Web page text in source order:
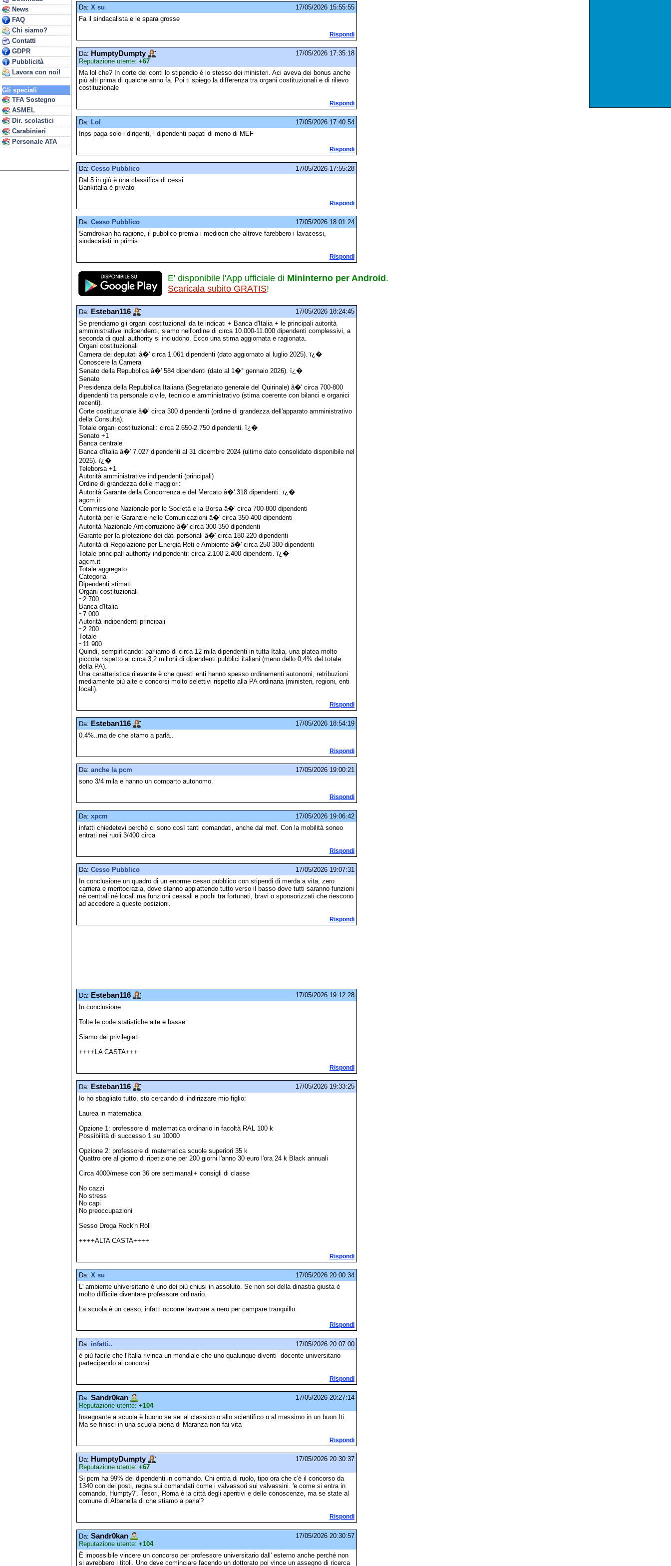
News
FAQ
Chi siamo?
Contatti
GDPR
Pubblicità
Lavora con noi!
Gli speciali
TFA Sostegno
ASMEL
Dir. scolastici
Carabinieri
Personale ATA
Da: X su
17/05/2026 15:55:55
Fa il sindacalista e le spara grosse
Rispondi
Da: HumptyDumpty
Reputazione utente: +67
17/05/2026 17:35:18
Ma lol che? In corte dei conti lo stipendio è lo stesso dei ministeri. Aci aveva dei bonus anche
più alti prima di qualche anno fa. Poi ti spiego la differenza tra organi costituzionali e di rilievo
costituzionale
Rispondi
Da: Lol
17/05/2026 17:40:54
Inps paga solo i dirigenti, i dipendenti pagati di meno di MEF
Rispondi
Da: Cesso Pubblico
17/05/2026 17:55:28
Dal 5 in giù è una classifica di cessi
Bankitalia è privato
Rispondi
Da: Cesso Pubblico
17/05/2026 18:01:24
Samdrokan ha ragione, il pubblico premia i mediocri che altrove farebbero i lavacessi,
sindacalisti in primis.
Rispondi
E' disponibile l'App ufficiale di Mininterno per Android .
Scaricala subito GRATIS!
Da: Esteban116
17/05/2026 18:24:45
Se prendiamo gli organi costituzionali da te indicati + Banca d'Italia + le principali autorità
amministrative indipendenti, siamo nell'ordine di circa 10.000-11.000 dipendenti complessivi, a
seconda di quali authority si includono. Ecco una stima aggiornata e ragionata.
Organi costituzionali
Camera dei deputati â�' circa 1.061 dipendenti (dato aggiornato al luglio 2025). ï¿�
Conoscere la Camera
Senato della Repubblica â�' 584 dipendenti (dato al 1�° gennaio 2026). ï¿�
Senato
Presidenza della Repubblica Italiana (Segretariato generale del Quirinale) â�' circa 700-800
dipendenti tra personale civile, tecnico e amministrativo (stima coerente con bilanci e organici
recenti).
Corte costituzionale â�' circa 300 dipendenti (ordine di grandezza dell'apparato amministrativo
della Consulta).
Totale organi costituzionali: circa 2.650-2.750 dipendenti. ï¿�
Senato +1
Banca centrale
Banca d'Italia â�' 7.027 dipendenti al 31 dicembre 2024 (ultimo dato consolidato disponibile nel
2025). ï¿�
Teleborsa +1
Autorità amministrative indipendenti (principali)
Ordine di grandezza delle maggiori:
Autorità Garante della Concorrenza e del Mercato â�' 318 dipendenti. ï¿�
agcm.it
Commissione Nazionale per le Società e la Borsa â�' circa 700-800 dipendenti
Autorità per le Garanzie nelle Comunicazioni â�' circa 350-400 dipendenti
Autorità Nazionale Anticorruzione â�' circa 300-350 dipendenti
Garante per la protezione dei dati personali â�' circa 180-220 dipendenti
Autorità di Regolazione per Energia Reti e Ambiente â�' circa 250-300 dipendenti
Totale principali authority indipendenti: circa 2.100-2.400 dipendenti. ï¿�
agcm.it
Totale aggregato
Categoria
Dipendenti stimati
Organi costituzionali
~2.700
Banca d'Italia
~7.000
Autorità indipendenti principali
~2.200
Totale
~11.900
Quindi, semplificando: parliamo di circa 12 mila dipendenti in tutta Italia, una platea molto
piccola rispetto ai circa 3,2 milioni di dipendenti pubblici italiani (meno dello 0,4% del totale
della PA).
Una caratteristica rilevante è che questi enti hanno spesso ordinamenti autonomi, retribuzioni
mediamente più alte e concorsi molto selettivi rispetto alla PA ordinaria (ministeri, regioni, enti
locali).
Rispondi
Da: Esteban116
17/05/2026 18:54:19
0.4%..ma de che stamo a parlà..
Rispondi
Da: anche la pcm
17/05/2026 19:00:21
sono 3/4 mila e hanno un comparto autonomo.
Rispondi
Da: xpcm
17/05/2026 19:06:42
infatti chiedetevi perchè ci sono così tanti comandati, anche dal mef. Con la mobilità soneo
entrati nei ruoli 3/400 circa
Rispondi
Da: Cesso Pubblico
17/05/2026 19:07:31
In conclusione un quadro di un enorme cesso pubblico con stipendi di merda a vita, zero
carriera e meritocrazia, dove stanno appiattendo tutto verso il basso dove tutti saranno funzioni
né centrali né locali ma funzioni cessali e pochi tra fortunati, bravi o sponsorizzati che riescono
ad accedere a queste posizioni.
Rispondi
Da: Esteban116
17/05/2026 19:12:28
In conclusione
Tolte le code statistiche alte e basse
Siamo dei privilegiati
++++LA CASTA+++
Rispondi
Da: Esteban116
17/05/2026 19:33:25
Io ho sbagliato tutto, sto cercando di indirizzare mio figlio:
Laurea in matematica
Opzione 1: professore di matematica ordinario in facoltà RAL 100 k
Possibilità di successo 1 su 10000
Opzione 2: professore di matematica scuole superiori 35 k
Quattro ore al giorno di ripetizione per 200 giorni l'anno 30 euro l'ora 24 k Black annuali
Circa 4000/mese con 36 ore settimanali+ consigli di classe
No cazzi
No stress
No capi
No preoccupazioni
Sesso Droga Rock'n Roll
++++ALTA CASTA++++
Rispondi
Da: X su
17/05/2026 20:00:34
L' ambiente universitario è uno dei più chiusi in assoluto. Se non sei della dinastia giusta è
molto difficile diventare professore ordinario.
La scuola è un cesso, infatti occorre lavorare a nero per campare tranquillo.
Rispondi
Da: infatti..
17/05/2026 20:07:00
è più facile che l'Italia rivinca un mondiale che uno qualunque diventi docente universitario
partecipando ai concorsi
Rispondi
Da: Sandr0kan
Reputazione utente: +104
17/05/2026 20:27:14
Insegnante a scuola è buono se sei al classico o allo scientifico o al massimo in un buon Iti.
Ma se finisci in una scuola piena di Maranza non fai vita
Rispondi
Da: HumptyDumpty
Reputazione utente: +67
17/05/2026 20:30:37
Si pcm ha 99% dei dipendenti in comando. Chi entra di ruolo, tipo ora che c'è il concorso da
1340 con dei posti, regna sui comandati come i valvassori sui valvassini. 'e come si entra in
comando, Humpty?'. Tesori, Roma è la città degli aperitivi e delle conoscenze, ma se state al
comune di Albanella di che stiamo a parla'?
Rispondi
Da: Sandr0kan
Reputazione utente: +104
17/05/2026 20:30:57
È impossibile vincere un concorso per professore universitario dall' esterno anche perché non
si avrebbero i titoli. Uno deve cominciare facendo un dottorato poi vince un assegno di ricerca